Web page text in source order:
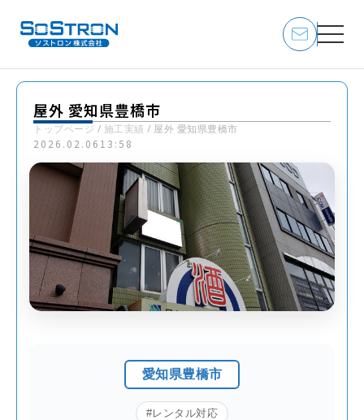
屋外 愛知県豊橋市
トップページ / 施工実績 / 屋外 愛知県豊橋市
2026.02.06 13:58
愛知県豊橋市
#レンタル対応